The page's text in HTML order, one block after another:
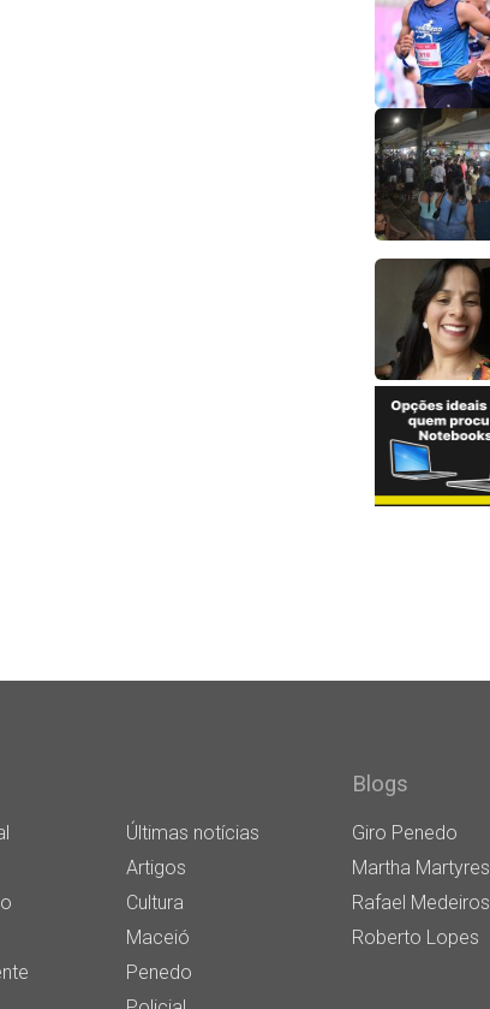
Últimas notícias
Artigos
Cultura
Maceió
Penedo
Blogs
Giro Penedo
Martha Martyres
Rafael Medeiros
Roberto Lopes